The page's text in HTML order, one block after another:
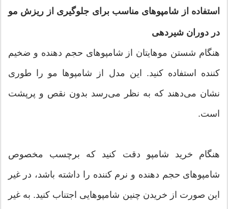
استفاده از شامپو‌های مناسب برای جلوگیری از ریزش مو
در دوران شیردهی
هنگام شستن موهایتان از شامپو‌های حجم دهنده و ضخیم
کننده استفاده کنید. این مدل از شامپو‌ها مو را طوری
نشان می‌دهند که به نظر می‌رسد بدون نقص و پرپشت
است.
هنگام خرید شامپو دقت کنید که برچسب مخصوص
شامپو‌های حجم دهنده و نرم کننده را داشته باشد، در غیر
این صورت از خریدن چنین شامپو‌هایی اجتناب کنید. به غیر